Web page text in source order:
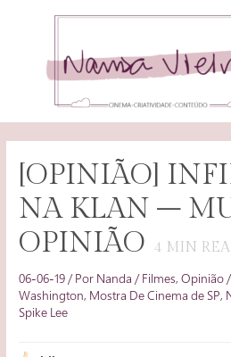
conteúdo
[OPINIÃO]
NA KLAN –
OPINIÃO 4 MIN
06-06-19/ Por Nanda/Filmes,Opinião
Washington, Mostra De Cinema de SP,
Spike Lee